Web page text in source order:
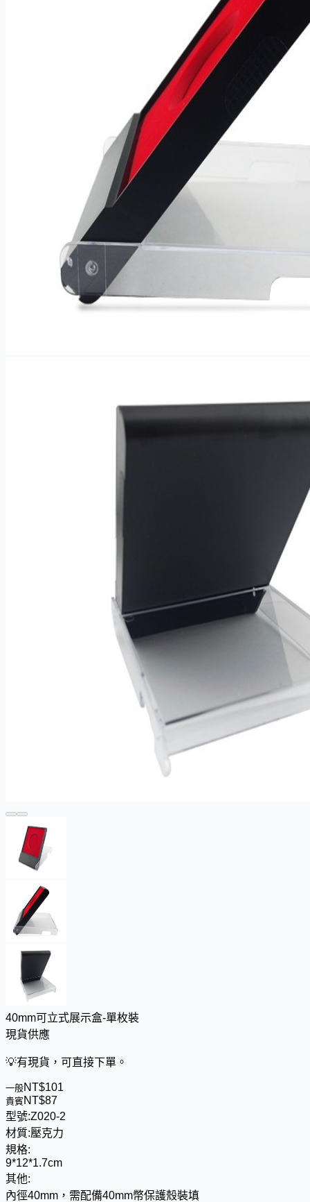
40mm可立式展示盒-單枚裝
現貨供應
💡有現貨，可直接下單。
一般NT$101
貴賓 NT$87
型號:Z020-2
材質:壓克力
規格:
9*12*1.7cm
其他:
內徑40mm，需配備40mm幣保護殼裝填